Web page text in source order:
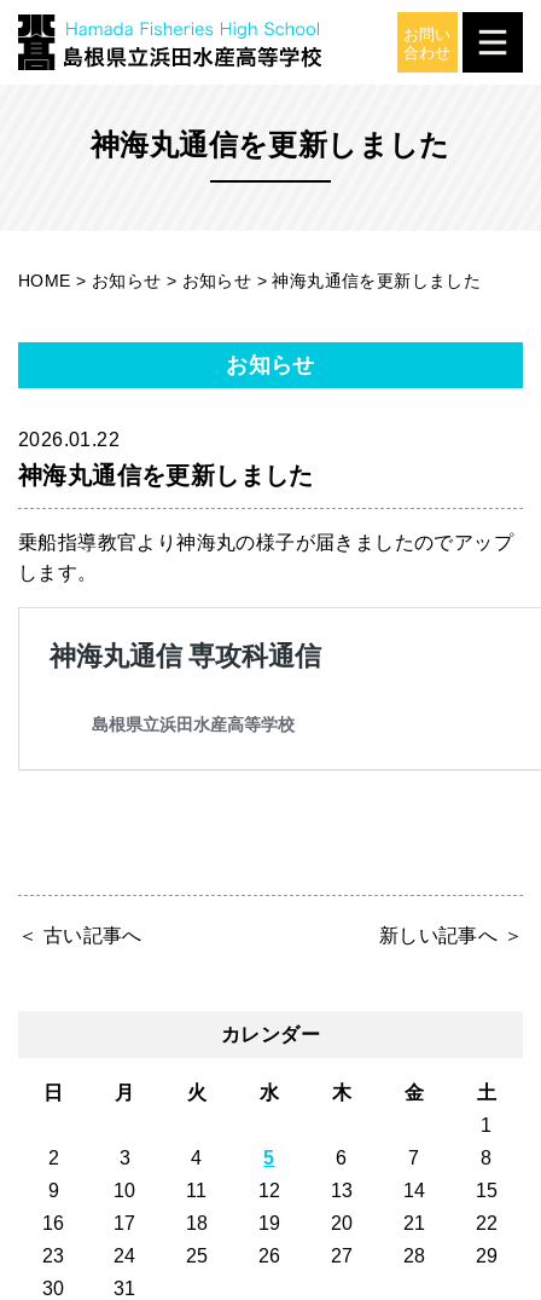
神海丸通信を更新しました
お知らせ
HOME > お知らせ > お知らせ >神海丸通信を更新しました
カレンダー
日 月 火 水 木 金
土
1
2
3 4 5 6 7
8
9
10 11 12 13 14
15
16
17 18 19 20 21
22
23
24 25 26 27 28
29
30
31
お知らせ
2026.01.22
神海丸通信を更新しました
乗船指導教官より神海丸の様子が届きましたのでアップ
します。
＜ 古い記事へ 新しい記事へ ＞